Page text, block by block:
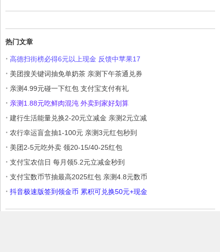
热门文章
· 高德扫街榜必得6元以上现金 反馈中苹果17
· 美团搜关键词抽免单奶茶 亲测下午茶通兑券
· 亲测4.99元碰一下红包 支付宝支付有礼
· 亲测1.88元吃鲜肉混沌 外卖到家好划算
· 建行生活能量兑换2-20元立减金 亲测2元立减
· 农行幸运盲盒抽1-100元 亲测3元红包秒到
· 美团2-5元吃外卖 领20-15/40-25红包
· 支付宝农信日 每月领5.2元立减金秒到
· 支付宝数币节抽最高2025红包 亲测4.8元数币
· 抖音极速版签到领金币 累积可兑换50元+现金